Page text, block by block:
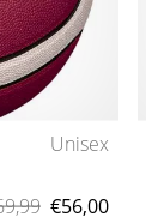
Unisex
€56,00